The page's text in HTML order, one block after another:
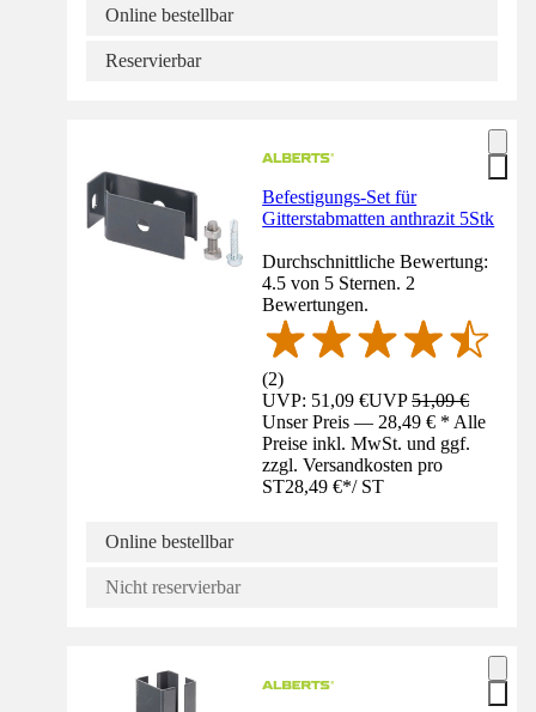
Online bestellbar
Reservierbar
Befestigungs-Set für
Gitterstabmatten anthrazit 5Stk
Durchschnittliche Bewertung:
4.5 von 5 Sternen. 2
Bewertungen.
(2)
UVP: 51,09 €UVP51,09 €
Unser Preis — 28,49 € * Alle
Preise inkl. MwSt. und ggf.
zzgl. Versandkosten pro
ST28,49 €*/ ST
Online bestellbar
Nicht reservierbar